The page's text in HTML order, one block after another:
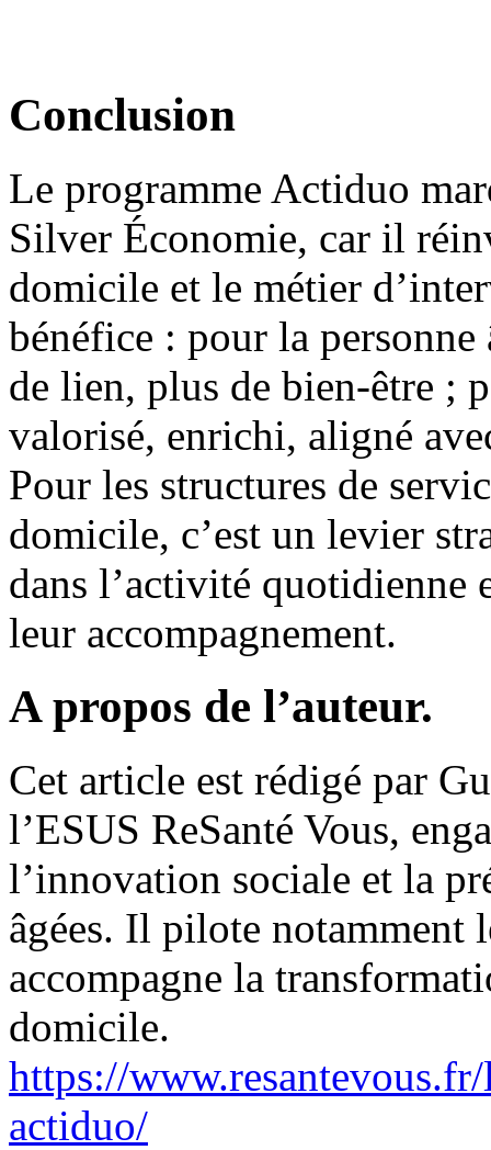
Conclusion
Le programme Actiduo
Silver Économie, car il
domicile et le métier
bénéfice : pour la
de lien, plus de bien-être ;
valorisé, enrichi, aligné
Pour les structures de
domicile, c’est un levier
dans l’activité quotidienne
leur accompagnement.
A propos de l’auteur.
Cet article est rédigé par
l’ESUS ReSanté Vous,
l’innovation sociale et la
âgées. Il pilote notamment
accompagne la
domicile.
https://
actiduo/